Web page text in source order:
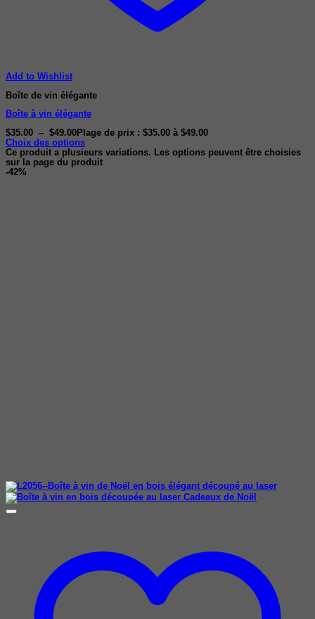
Add to Wishlist
Boîte de vin élégante
Boîte à vin élégante
$35.00 – $49.00 Plage de prix : $35.00 à $49.00
Choix des options
Ce produit a plusieurs variations. Les options peuvent être choisies
sur la page du produit
-42%